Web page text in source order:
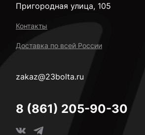
Пригородная улица, 105
Контакты
Доставка по всей России
zakaz@23bolta.ru
8 (861) 205-90-30